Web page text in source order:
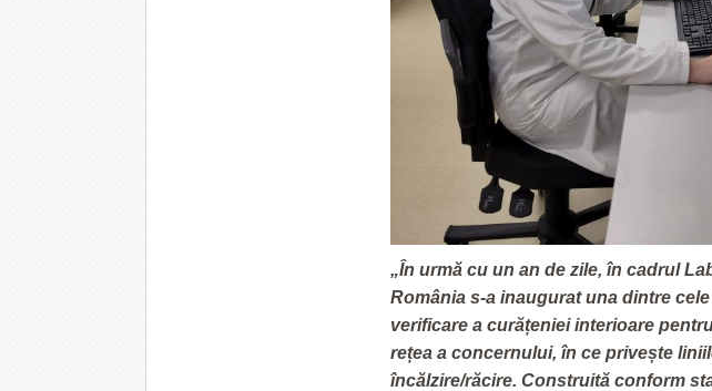
„În urmă cu un an de zile, în cadrul
România s-a inaugurat una dintre
verificare a curățeniei interioare
rețea a concernului, în ce privește
încălzire/răcire. Construită conform